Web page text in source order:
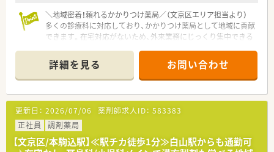
患者さまと長く深い関係性を築いていきたい方に適していま
す。
■3駅から徒歩圏内というアクセスの良さを活かし、毎日の通勤
適です。
＼地域密着！頼れるかかりつけ薬局／（文京区エリア担当より）
多くの診療科に対応しており、かかりつけ薬局として地域に貢献
できます。在宅対応がないため、外来業務にじっくり集中できる
＊------------------------------------------＊
【店舗情報と応需状況について】
■都営三田線の千石駅から徒歩で1分ほどの好立地で、通りに面
しているため患者様にとっても非常に分かりやすい場所にあり
ます。
■内科や耳鼻科をはじめ産科や心療内科など非常に多岐にわた
る診療科に対応しており、幅広い処方箋に触れることが可能で
す。
詳細を見る お問い合わせ
更新日： 2026/07/06 薬剤師求人ID： 583383
正社員
調剤薬局
【文京区/本駒込駅】≪駅チカ徒歩1分≫白山駅からも通勤可